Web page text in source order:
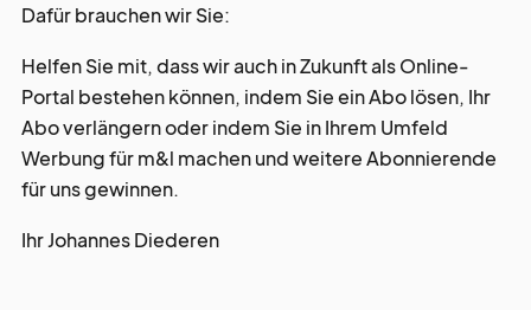
Dafür brauchen wir Sie:
Helfen Sie mit, dass wir auch in Zukunft als Online-
Portal bestehen können, indem Sie ein Abo lösen, Ihr
Abo verlängern oder indem Sie in Ihrem Umfeld
Werbung für m&l machen und weitere Abonnierende
für uns gewinnen.
Ihr Johannes Diederen